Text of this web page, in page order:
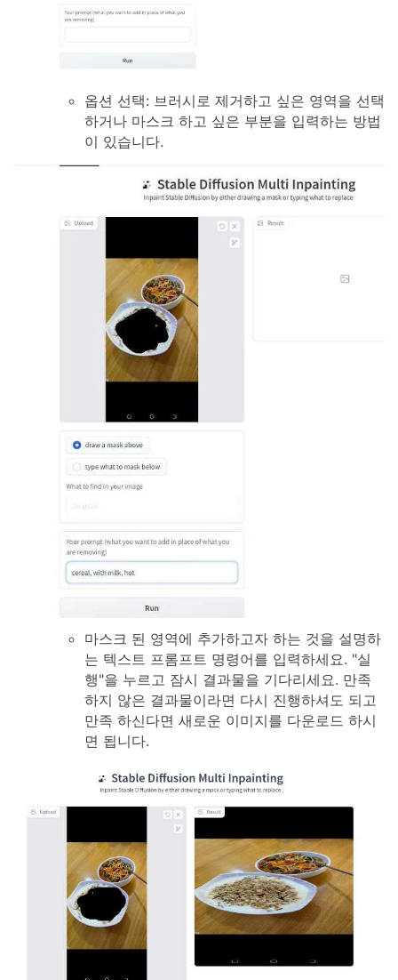
옵션 선택: 브러시로 제거하고 싶은 영역을 선택
하거나 마스크 하고 싶은 부분을 입력하는 방법
이 있습니다.
마스크 된 영역에 추가하고자 하는 것을 설명하
는 텍스트 프롬프트 명령어를 입력하세요. "실
행"을 누르고 잠시 결과물을 기다리세요. 만족
하지 않은 결과물이라면 다시 진행하셔도 되고
만족 하신다면 새로운 이미지를 다운로드 하시
면 됩니다.